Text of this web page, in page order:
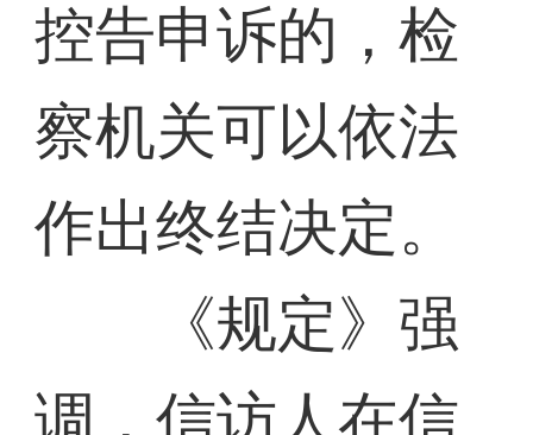
控告申诉的，检
察机关可以依法
作出终结决定。
《规定》强
调，信访人在信